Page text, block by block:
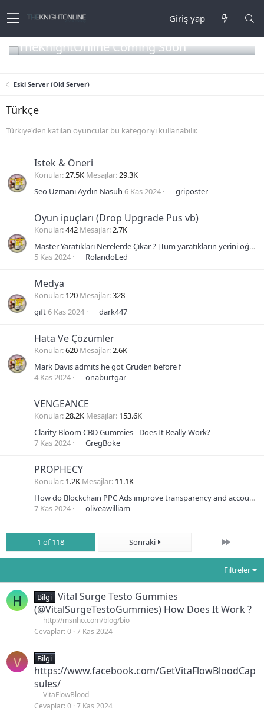
Giriş yap
TheKnightOnline Coming Soon
Eski Server (Old Server)
Türkçe
Türkiye'den katılan oyuncular bu kategoriyi kullanabilir.
Istek & Öneri
Konular 27.5K Mesajlar 29.3K
Seo Uzmanı Aydın Nasuh 6 Kas 2024 griposter
Oyun ipuçları (Drop Upgrade Pus vb)
Konular 442 Mesajlar 2.7K
Master Yaratıkları Nerelerde Çıkar ? [Tüm yaratıkların yerini öğrenme]
5 Kas 2024
RolandoLed
Medya
Konular 120 Mesajlar 328
gift6 Kas 2024 dark447
Hata Ve Çözümler
Konular 620 Mesajlar 2.6K
Mark Davis admits he got Gruden before f
4 Kas 2024
onaburtgar
VENGEANCE
Konular 28.2K Mesajlar 153.6K
Clarity Bloom CBD Gummies - Does It Really Work?
7 Kas 2024
GregBoke
PROPHECY
Konular 1.2K Mesajlar 11.1K
How do Blockchain PPC Ads improve transparency and accountability in advertising?
7 Kas 2024
oliveawilliam
1 of 118 Sonraki Son
Filtreler
H Bilgi Vital Surge Testo Gummies
(@VitalSurgeTestoGummies) How Does It Work ?
http://msnho.com/blog/bio
Cevaplar 0 7 Kas 2024
V Bilgi
https://www.facebook.com/GetVitaFlowBloodCap
sules/
VitaFlowBlood
Cevaplar 0 7 Kas 2024